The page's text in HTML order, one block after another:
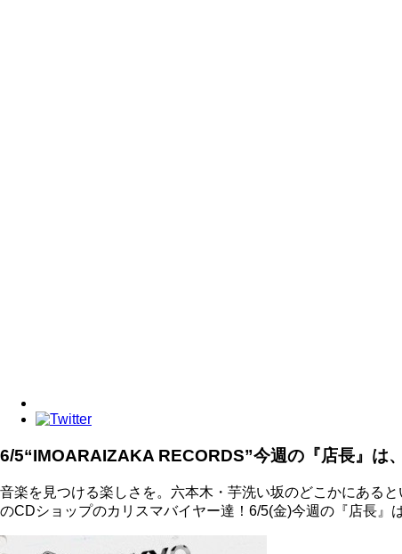
6/5“IMOARAIZAKA RECORDS”今週の『店長』は
音楽を見つける楽しさを。六本木・芋洗い坂のどこかにある
のCDショップのカリスマバイヤー達！6/5(金)今週の『店長』